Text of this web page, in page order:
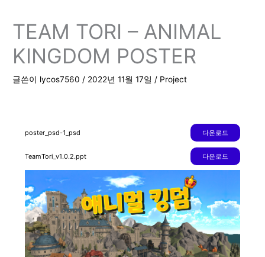
TEAM TORI – ANIMAL
KINGDOM POSTER
글쓴이 lycos7560/ 2022년 11월 17일/ Project
poster_psd-1_psd 다운로드
TeamTori_v1.0.2.ppt 다운로드